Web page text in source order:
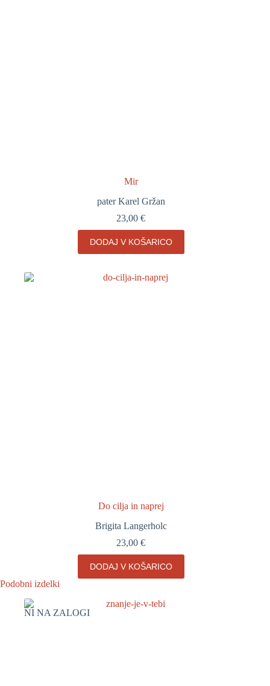
Mir
pater Karel Gržan
23,00€
DODAJ V KOŠARICO
Do cilja in naprej
Brigita Langerholc
23,00€
DODAJ V KOŠARICO
Podobni izdelki
NI NA ZALOGI